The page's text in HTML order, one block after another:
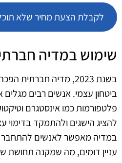
לקבלת הצעת מחיר שלא
שימוש במדיה
בשנת 2023, מדיה
ביטחון עצמי. אנשים רבים
פלטפורמות כמו אינסטגרם
להציג הישגים ולהתמקד בדימוי
במדיה מאפשר לאנשים להתחבר
עניין דומים, מה שמקנה תחושת